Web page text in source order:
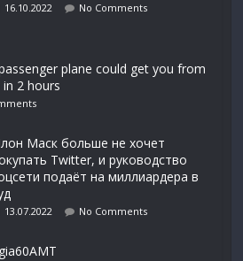
16.10.2022 No Comments
plane could get you from
2 hours
Маск больше не хочет
Twitter, и руководство
подаёт на миллиардера в
13.07.2022 No Comments